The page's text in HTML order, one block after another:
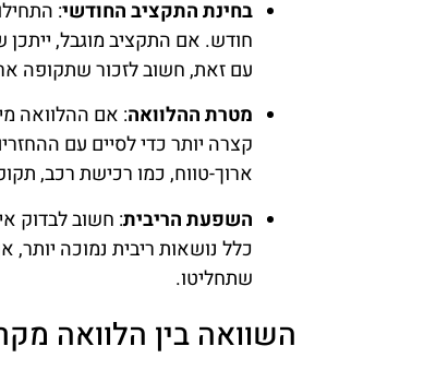
בחינת התקציב החודשי:
חודש. אם התקציב מוגבל,
עם זאת, חשוב לזכור שתקופה
מטרת ההלוואה: אם ההלוואה
קצרה יותר כדי לסיים עם
ארוך-טווח, כמו רכישת רכב,
השפעת הריבית: חשוב לבדוק
כלל נושאות ריבית נמוכה יותר,
שתחליטו.
השוואה בין הלוואה